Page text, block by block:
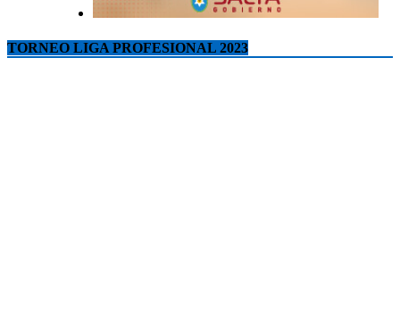
TORNEO LIGA PROFESIONAL 2023